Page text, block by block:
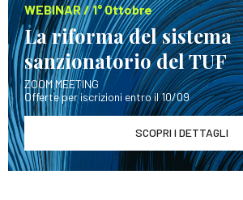
WEBINAR / 1° Ottobre
La riforma del sistema
sanzionatorio del TUF
ZOOM MEETING
Offerte per iscrizioni entro il 10/09
SCOPRI I DETTAGLI